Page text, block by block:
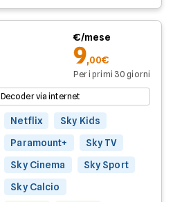
€/mese
9,00€
Per i primi 30 giorni
Decoder via internet
Netflix
Sky Kids
Paramount+
Sky TV
Sky Cinema
Sky Sport
Sky Calcio